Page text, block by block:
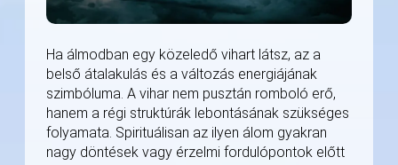
Ha álmodban egy közeledő vihart látsz, az a
belső átalakulás és a változás energiájának
szimbóluma. A vihar nem pusztán romboló erő,
hanem a régi struktúrák lebontásának szükséges
folyamata. Spirituálisan az ilyen álom gyakran
nagy döntések vagy érzelmi fordulópontok előtt